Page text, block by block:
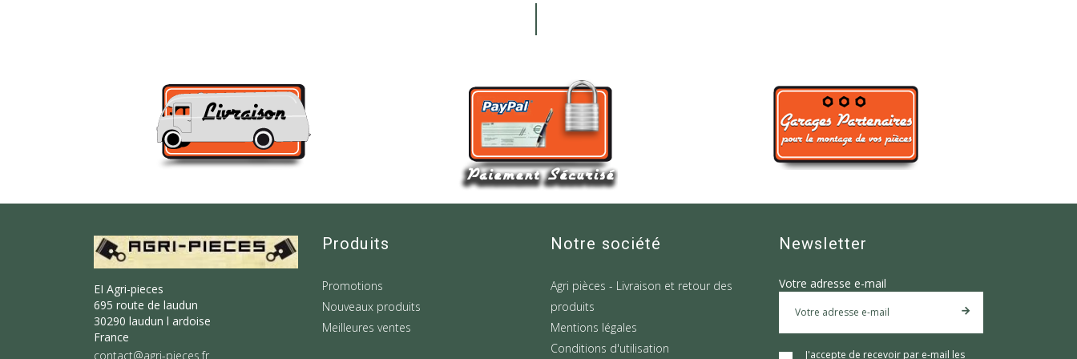
EI Agri-pieces
695 route de laudun
30290 laudun l ardoise
France
contact@agri-pieces.fr
Produits
Promotions
Nouveaux produits
Meilleures ventes
Notre société
Agri pièces - Livraison et retour des
produits
Mentions légales
Conditions d'utilisation
Newsletter
Votre adresse e-mail
J'accepte de recevoir par e-mail les